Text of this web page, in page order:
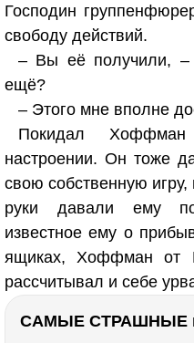
Господин
свободу действий.
– Вы её получили,
ещё?
– Этого мне вполне
Покидал
настроении. Он тоже
свою собственную
руки давали ему
известное ему о
ящиках, Хоффман от
рассчитывал и себе